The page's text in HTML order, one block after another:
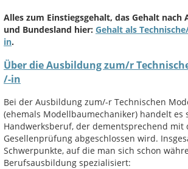
Alles zum Einstiegsgehalt, das Gehalt nach
und Bundesland hier: Gehalt als
in.
Über die Ausbildung zum/r
/-in
Bei der Ausbildung zum/-r Technischen
(ehemals Modellbaumechaniker) handelt es
Handwerksberuf, der dementsprechend mit
Gesellenprüfung abgeschlossen wird.
Schwerpunkte, auf die man sich schon
Berufsausbildung spezialisiert: